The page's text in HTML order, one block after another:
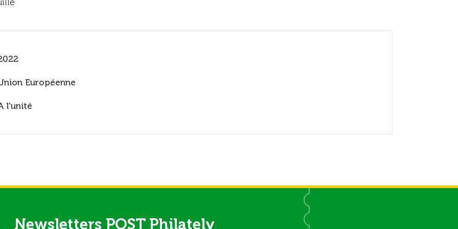
Européenne
l'unité
Newsletters POST Philately